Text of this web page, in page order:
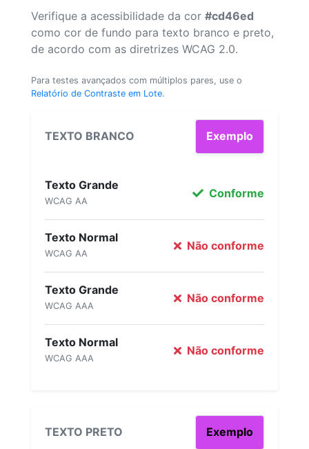
Verifique a acessibilidade da cor #cd46ed
como cor de fundo para texto branco e preto,
de acordo com as diretrizes WCAG 2.0.
Para testes avançados com múltiplos pares, use o
Relatório de Contraste em Lote.
TEXTO BRANCO Exemplo
Texto Grande
WCAG AA
Conforme
Texto Normal
WCAG AA
Não conforme
Texto Grande
WCAG AAA
Não conforme
Texto Normal
WCAG AAA
Não conforme
TEXTO PRETO Exemplo